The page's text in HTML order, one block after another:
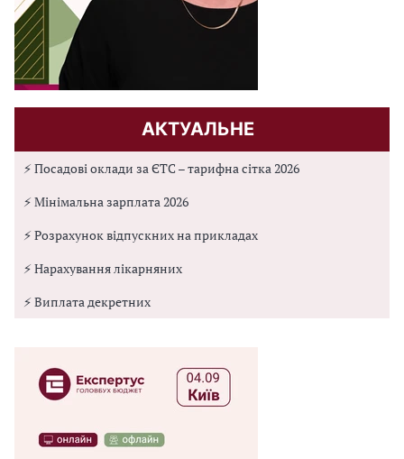
АКТУАЛЬНЕ
⚡ Посадові оклади за ЄТС – тарифна сітка 2026
⚡ Мінімальна зарплата 2026
⚡ Розрахунок відпускних на прикладах
⚡ Нарахування лікарняних
⚡ Виплата декретних